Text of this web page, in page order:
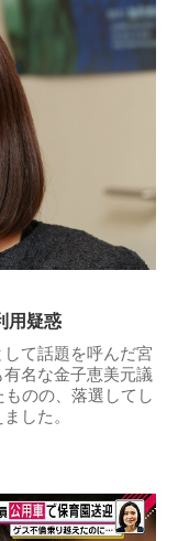
用疑惑
て話題を呼んだ宮
名な金子恵美元議
のの、落選してし
した。